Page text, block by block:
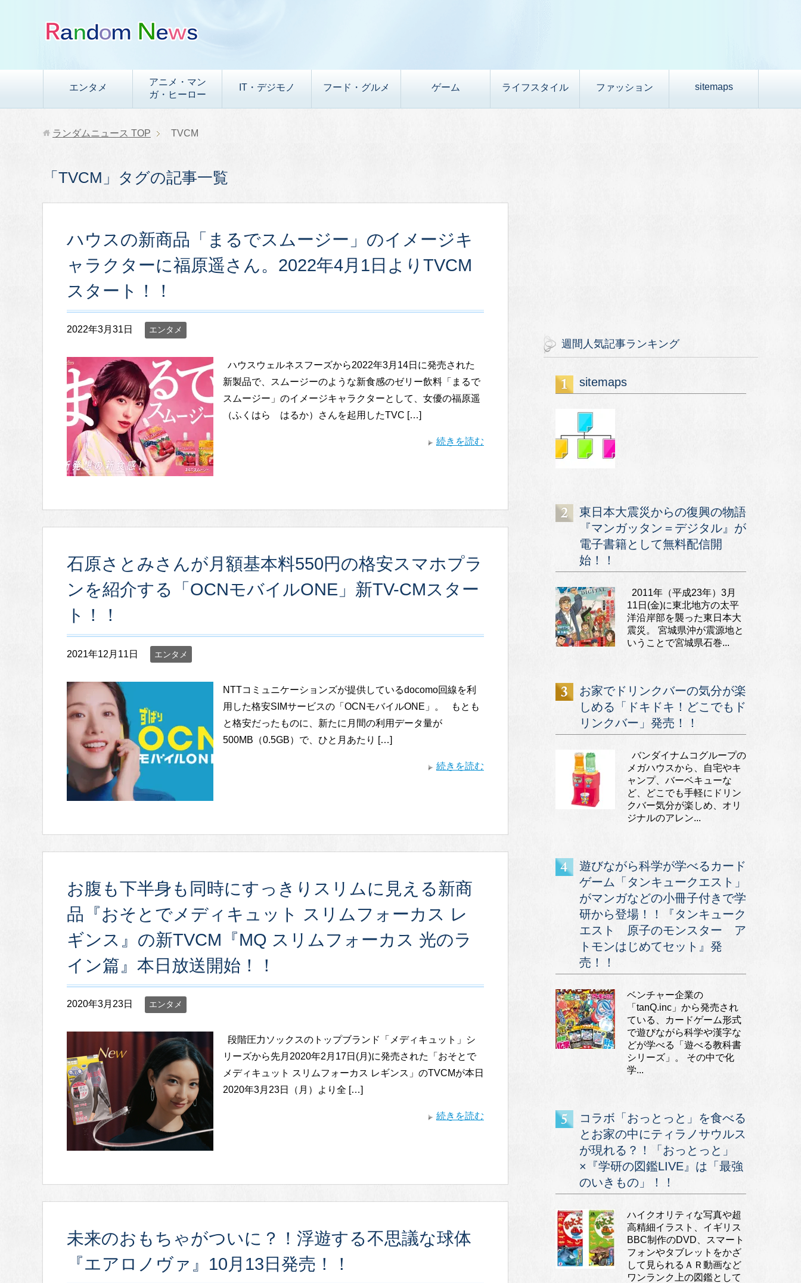
エンタメ
アニメ・マン
ガ・ヒーロー
IT・デジモノ フード・グルメ ゲーム ライフスタイル ファッション sitemaps
ランダムニュース TOP TVCM
「TVCM」タグの記事一覧
ハウスの新商品「まるでスムージー」のイメージキ
ャラクターに福原遥さん。2022年4月1日よりTVCM
スタート！！
2022年3月31日 エンタメ
ハウスウェルネスフーズから2022年3月14日に発売された
新製品で、スムージーのような新食感のゼリー飲料「まるで
スムージー」のイメージキャラクターとして、女優の福原遥
（ふくはら はるか）さんを起用したTVC […]
続きを読む
石原さとみさんが月額基本料550円の格安スマホプラ
ンを紹介する「OCNモバイルONE」新TV-CMスター
ト！！
2021年12月11日 エンタメ
NTTコミュニケーションズが提供しているdocomo回線を利
用した格安SIMサービスの「OCNモバイルONE」。 もとも
と格安だったものに、新たに月間の利用データ量が
500MB（0.5GB）で、ひと月あたり […]
続きを読む
お腹も下半身も同時にすっきりスリムに見える新商
品『おそとでメディキュット スリムフォーカス レ
ギンス』の新TVCM『MQ スリムフォーカス 光のラ
イン篇』本日放送開始！！
2020年3月23日 エンタメ
段階圧力ソックスのトップブランド「メディキュット」シ
リーズから先月2020年2月17日(月)に発売された「おそとで
メディキュット スリムフォーカス レギンス」のTVCMが本日
2020年3月23日（月）より全 […]
続きを読む
未来のおもちゃがついに？！浮遊する不思議な球体
『エアロノヴァ』10月13日発売！！
週間人気記事ランキング
sitemaps
東日本大震災からの復興の物語
『マンガッタン＝デジタル』が
電子書籍として無料配信開
始！！
2011年（平成23年）3月
11日(金)に東北地方の太平
洋沿岸部を襲った東日本大
震災。 宮城県沖が震源地と
いうことで宮城県石巻...
お家でドリンクバーの気分が楽
しめる「ドキドキ！どこでもド
リンクバー」発売！！
バンダイナムコグループの
メガハウスから、自宅やキ
ャンプ、バーベキューな
ど、どこでも手軽にドリン
クバー気分が楽しめ、オリ
ジナルのアレン...
遊びながら科学が学べるカード
ゲーム「タンキュークエスト」
がマンガなどの小冊子付きで学
研から登場！！『タンキューク
エスト 原子のモンスター ア
トモンはじめてセット』発
売！！
ベンチャー企業の
「tanQ.inc」から発売され
ている、カードゲーム形式
で遊びながら科学や漢字な
どが学べる「遊べる教科書
シリーズ」。 その中で化
学...
コラボ「おっとっと」を食べる
とお家の中にティラノサウルス
が現れる？！「おっとっと」
×『学研の図鑑LIVE』は「最強
のいきもの」！！
ハイクオリティな写真や超
高精細イラスト、イギリス
BBC制作のDVD、スマート
フォンやタブレットをかざ
して見られるＡＲ動画など
ワンランク上の図鑑として